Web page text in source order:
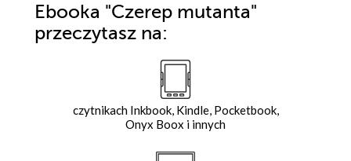
Ebooka "Czerep mutanta"
przeczytasz na:
czytnikach Inkbook, Kindle, Pocketbook,
Onyx Boox i innych